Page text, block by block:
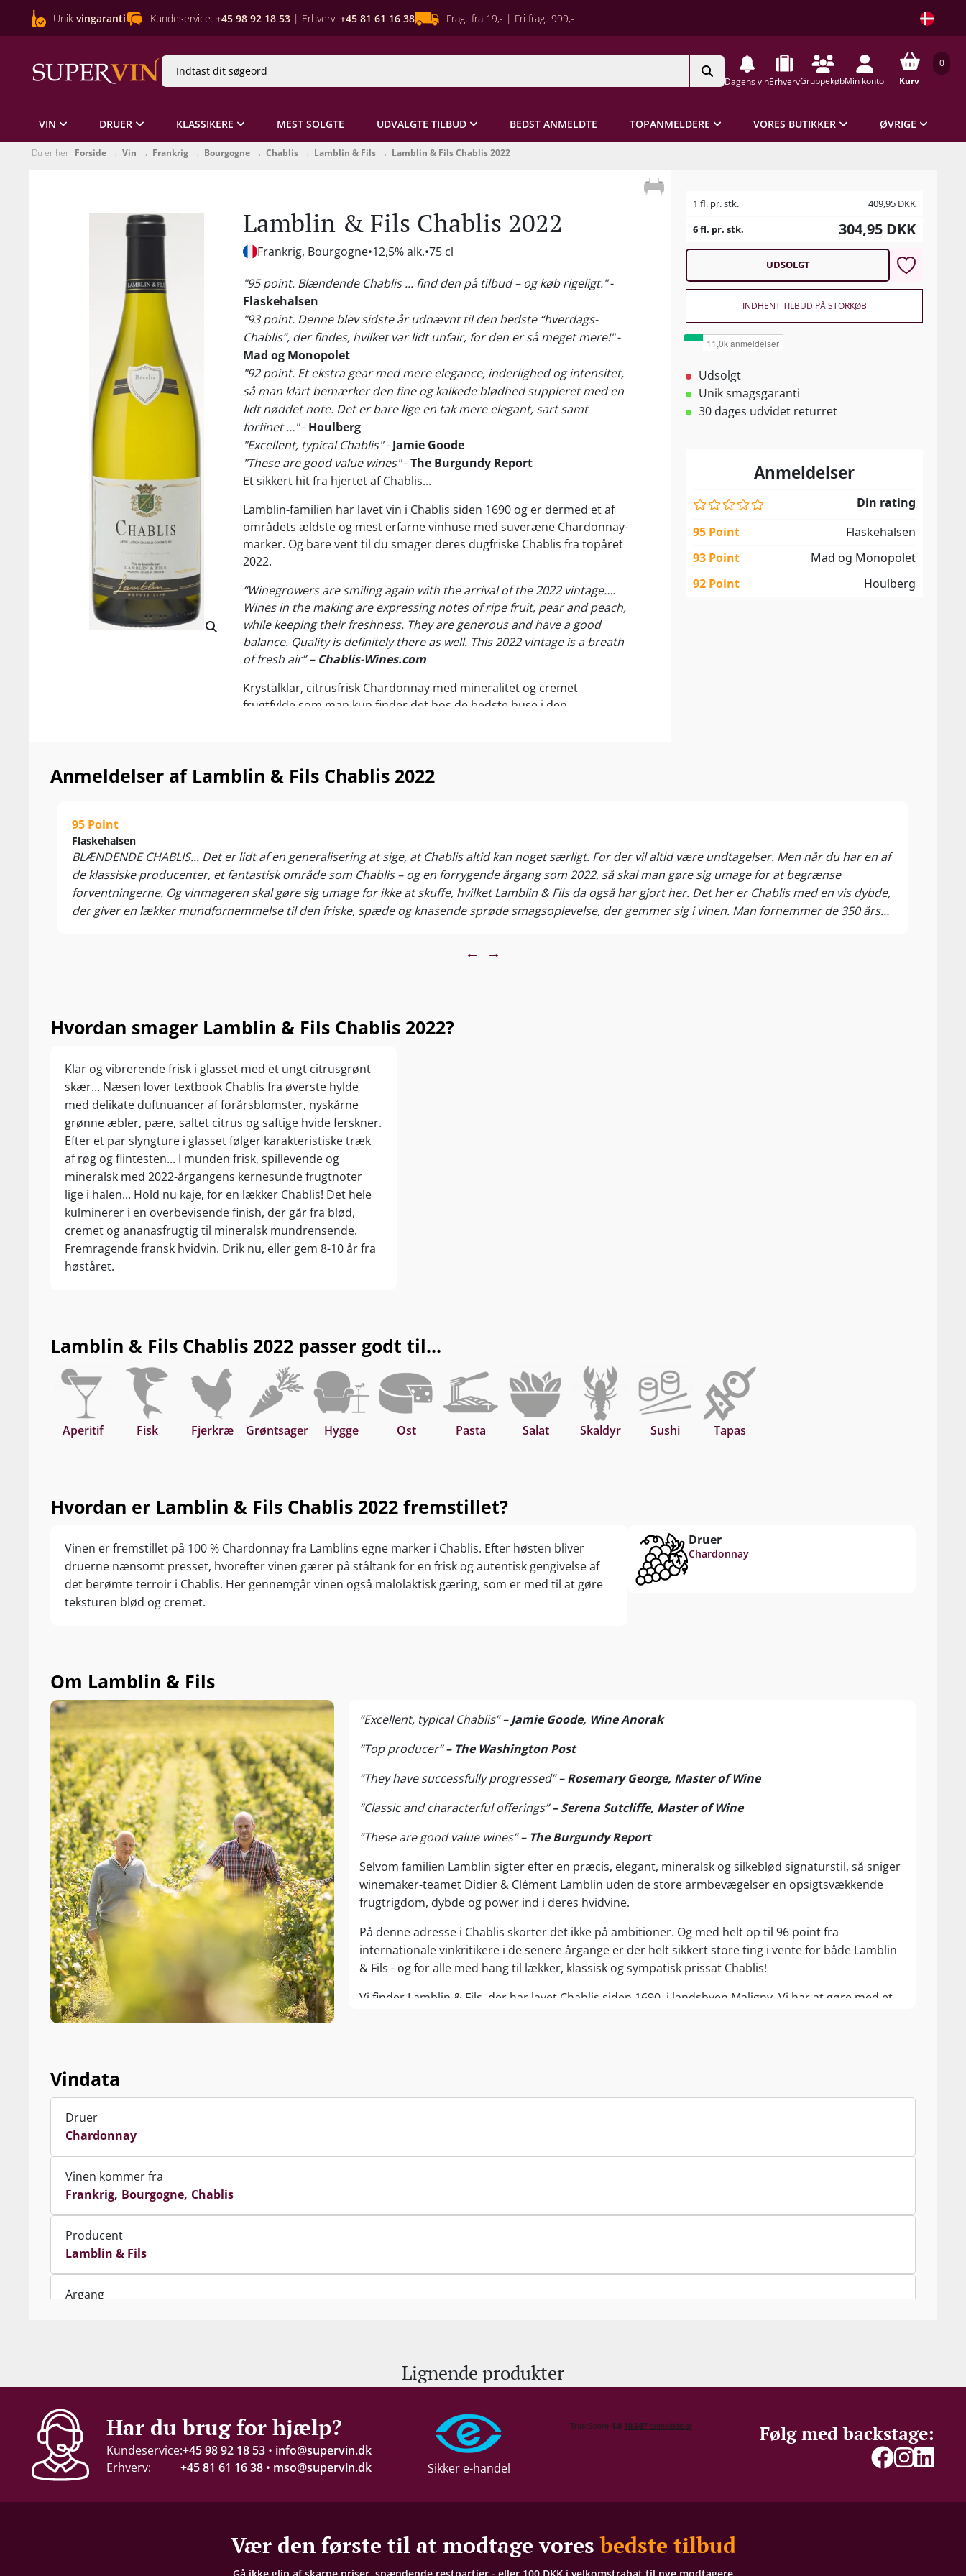
Unik vingaranti Kundeservice: +45 98 92 18 53 | Erhverv: +45 81 61 16 38 Fragt fra 19,- | Fri fragt 999,-
Dagens vinErhvervGruppekøbMin konto
0
Kurv
VIN DRUER KLASSIKERE MEST SOLGTE UDVALGTE TILBUD BEDST ANMELDTE TOPANMELDERE VORES BUTIKKER ØVRIGE
Du er her: Forside Vin Frankrig Bourgogne Chablis Lamblin & Fils Lamblin & Fils Chablis 2022
Lamblin & Fils Chablis 2022
Frankrig, Bourgogne 12,5% alk. 75 cl
"95 point. Blændende Chablis ... find den på tilbud – og køb rigeligt."-
Flaskehalsen
"93 point. Denne blev sidste år udnævnt til den bedste “hverdags-
Chablis”, der findes, hvilket var lidt unfair, for den er så meget mere!"-
Mad og Monopolet
"92 point. Et ekstra gear med mere elegance, inderlighed og intensitet,
så man klart bemærker den fine og kalkede blødhed suppleret med en
lidt nøddet note. Det er bare lige en tak mere elegant, sart samt
forfinet …"- Houlberg
"Excellent, typical Chablis"- Jamie Goode
"These are good value wines"-The Burgundy Report
Et sikkert hit fra hjertet af Chablis...
Lamblin-familien har lavet vin i Chablis siden 1690 og er dermed et af
områdets ældste og mest erfarne vinhuse med suveræne Chardonnay-
marker. Og bare vent til du smager deres dugfriske Chablis fra topåret
2022.
“Winegrowers are smiling again with the arrival of the 2022 vintage….
Wines in the making are expressing notes of ripe fruit, pear and peach,
while keeping their freshness. They are generous and have a good
balance. Quality is definitely there as well. This 2022 vintage is a breath
of fresh air”– Chablis-Wines.com
Krystalklar, citrusfrisk Chardonnay med mineralitet og cremet
frugtfylde som man kun finder det hos de bedste huse i den
Lamblins fremragende Chablis et must-buy.
1 fl. pr. stk. 409,95 DKK
6 fl. pr. stk.
304,95 DKK
UDSOLGT
INDHENT TILBUD PÅ STORKØB
Udsolgt
Unik smagsgaranti
30 dages udvidet returret
Anmeldelser
Din rating
95 Point
Flaskehalsen
93 Point
Mad og Monopolet
92 Point
Houlberg
Anmeldelser af Lamblin & Fils Chablis 2022
95 Point
Flaskehalsen
BLÆNDENDE CHABLIS... Det er lidt af en generalisering at sige, at Chablis altid kan noget særligt. For der vil altid være undtagelser. Men når du har en af
de klassiske producenter, et fantastisk område som Chablis – og en forrygende årgang som 2022, så skal man gøre sig umage for at begrænse
forventningerne. Og vinmageren skal gøre sig umage for ikke at skuffe, hvilket Lamblin & Fils da også har gjort her. Det her er Chablis med en vis dybde,
der giver en lækker mundfornemmelse til den friske, spæde og knasende sprøde smagsoplevelse, der gemmer sig i vinen. Man fornemmer de 350 års
← →
Hvordan smager Lamblin & Fils Chablis 2022?
Klar og vibrerende frisk i glasset med et ungt citrusgrønt
skær... Næsen lover textbook Chablis fra øverste hylde
med delikate duftnuancer af forårsblomster, nyskårne
grønne æbler, pære, saltet citrus og saftige hvide ferskner.
Efter et par slyngture i glasset følger karakteristiske træk
af røg og flintesten... I munden frisk, spillevende og
mineralsk med 2022-årgangens kernesunde frugtnoter
lige i halen... Hold nu kaje, for en lækker Chablis! Det hele
kulminerer i en overbevisende finish, der går fra blød,
cremet og ananasfrugtig til mineralsk mundrensende.
Fremragende fransk hvidvin. Drik nu, eller gem 8-10 år fra
høståret.
Lamblin & Fils Chablis 2022 passer godt til...
Aperitif Fisk Fjerkræ Grøntsager Hygge Ost Pasta Salat Skaldyr Sushi Tapas
Hvordan er Lamblin & Fils Chablis 2022 fremstillet?
Vinen er fremstillet på 100 % Chardonnay fra Lamblins egne marker i Chablis. Efter høsten bliver
druerne nænsomt presset, hvorefter vinen gærer på ståltank for en frisk og autentisk gengivelse af
det berømte terroir i Chablis. Her gennemgår vinen også malolaktisk gæring, som er med til at gøre
teksturen blød og cremet.
Druer
Chardonnay
Om Lamblin & Fils
“Excellent, typical Chablis”– Jamie Goode, Wine Anorak
”Top producer”– The Washington Post
“They have successfully progressed”– Rosemary George, Master of Wine
”Classic and characterful offerings”– Serena Sutcliffe, Master of Wine
”These are good value wines”– The Burgundy Report
Selvom familien Lamblin sigter efter en præcis, elegant, mineralsk og silkeblød signaturstil, så sniger
winemaker-teamet Didier & Clément Lamblin uden de store armbevægelser en opsigtsvækkende
frugtrigdom, dybde og power ind i deres hvidvine.
På denne adresse i Chablis skorter det ikke på ambitioner. Og med helt op til 96 point fra
internationale vinkritikere i de senere årgange er der helt sikkert store ting i vente for både Lamblin
& Fils - og for alle med hang til lækker, klassisk og sympatisk prissat Chablis!
Vi finder Lamblin & Fils, der har lavet Chablis siden 1690, i landsbyen Maligny. Vi har at gøre med et
til i vinkælderen, hvor han siden 2003 har været assisteret af sønnen Clément, der har studeret
Vindata
Druer
Chardonnay
Vinen kommer fra
Frankrig Bourgogne Chablis
Producent
Lamblin & Fils
Årgang
Alkohol-%
12,5 %
Servering
Lignende produkter
Har du brug for hjælp?
Kundeservice:+45 98 92 18 53 • info@supervin.dk
Erhverv:
+45 81 61 16 38 • mso@supervin.dk Sikker e-handel
Følg med backstage:
Vær den første til at modtage voresbedste tilbud